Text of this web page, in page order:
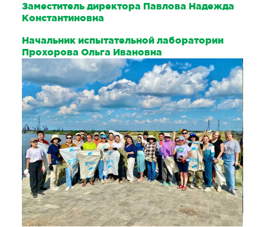
Заместитель директора Павлова Надежда
Константиновна
Начальник испытательной лаборатории
Прохорова Ольга Ивановна